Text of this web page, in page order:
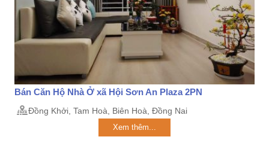
Bán Căn Hộ Nhà Ở xã Hội Sơn An Plaza 2PN
Đồng Khởi, Tam Hoà, Biên Hoà, Đồng Nai
Xem thêm...